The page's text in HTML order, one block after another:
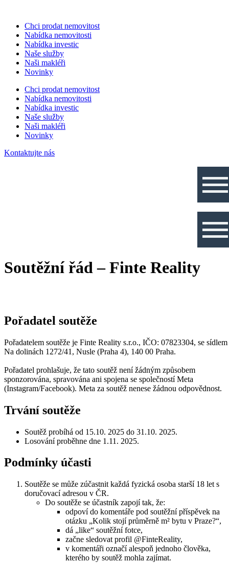
obsah
Chci prodat nemovitost
Nabídka nemovitosti
Nabídka investic
Naše služby
Naši makléři
Novinky
Chci prodat nemovitost
Nabídka nemovitosti
Nabídka investic
Naše služby
Naši makléři
Novinky
Kontaktujte nás
Soutěžní řád – Finte Reality
Pořadatel soutěže
Pořadatelem soutěže je Finte Reality s.r.o., IČO: 07823304, se sídlem
Na dolinách 1272/41, Nusle (Praha 4), 140 00 Praha.
Pořadatel prohlašuje, že tato soutěž není žádným způsobem
sponzorována, spravována ani spojena se společností Meta
(Instagram/Facebook). Meta za soutěž nenese žádnou odpovědnost.
Trvání soutěže
Soutěž probíhá od 15.10. 2025 do 31.10. 2025.
Losování proběhne dne 1.11. 2025.
Podmínky účasti
Soutěže se může zúčastnit každá fyzická osoba starší 18 let s
doručovací adresou v ČR.
Do soutěže se účastník zapojí tak, že:
odpoví do komentáře pod soutěžní příspěvek na
otázku „Kolik stojí průměrně m² bytu v Praze?“,
dá „like“ soutěžní fotce,
začne sledovat profil @FinteReality,
v komentáři označí alespoň jednoho člověka,
kterého by soutěž mohla zajímat.